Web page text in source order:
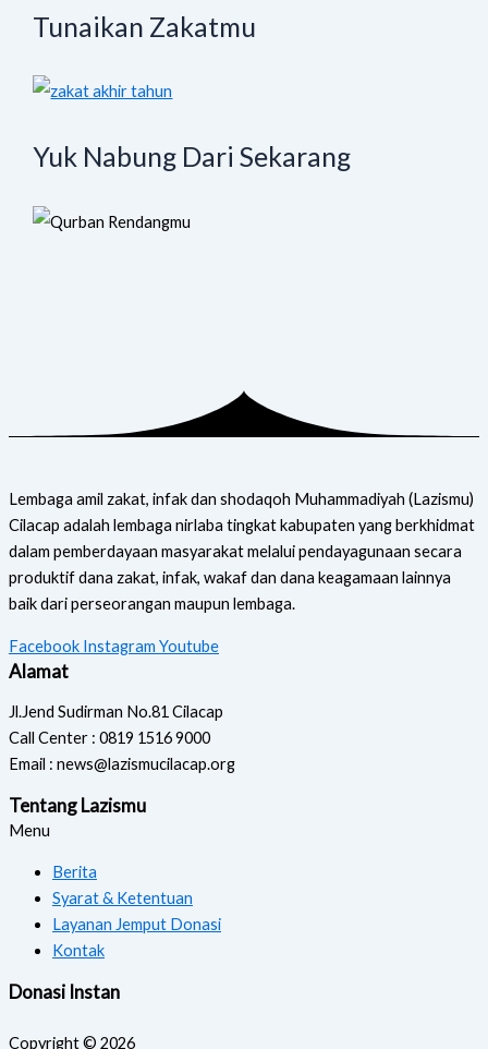
Tunaikan Zakatmu
Yuk Nabung Dari Sekarang
Lembaga amil zakat, infak dan shodaqoh Muhammadiyah (Lazismu)
Cilacap adalah lembaga nirlaba tingkat kabupaten yang berkhidmat
dalam pemberdayaan masyarakat melalui pendayagunaan secara
produktif dana zakat, infak, wakaf dan dana keagamaan lainnya
baik dari perseorangan maupun lembaga.
Facebook Instagram Youtube
Alamat
Jl.Jend Sudirman No.81 Cilacap
Call Center : 0819 1516 9000
Email : news@lazismucilacap.org
Tentang Lazismu
Menu
Berita
Syarat & Ketentuan
Layanan Jemput Donasi
Kontak
Donasi Instan
Copyright © 2026